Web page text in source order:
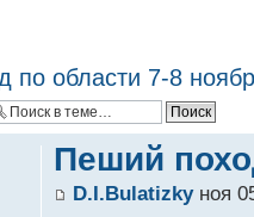
по области 7-8
Пеший
D.I.Bulatizkyноя